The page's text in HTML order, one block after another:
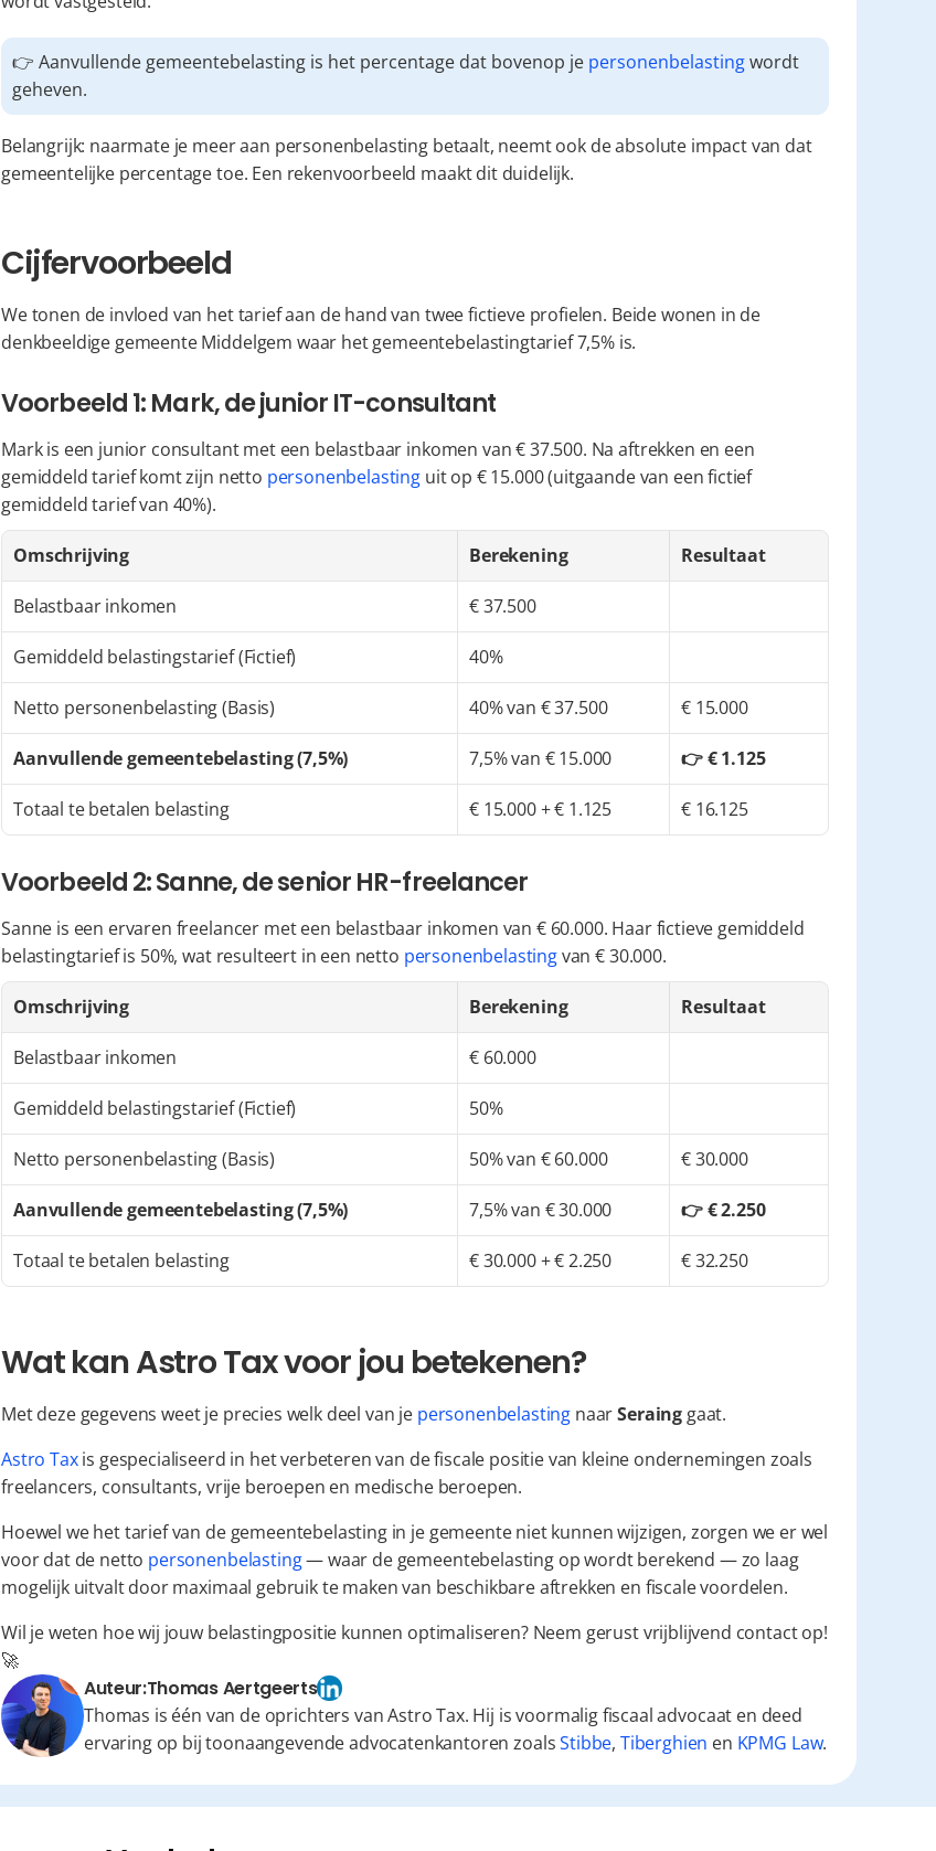
👉 Aanvullende gemeentebelasting is het percentage dat bovenop je personenbelasting wordt
geheven.
Belangrijk: naarmate je meer aan personenbelasting betaalt, neemt ook de absolute impact van dat
gemeentelijke percentage toe. Een rekenvoorbeeld maakt dit duidelijk.
Cijfervoorbeeld
We tonen de invloed van het tarief aan de hand van twee fictieve profielen. Beide wonen in de
denkbeeldige gemeente Middelgem waar het gemeentebelastingtarief 7,5% is.
Voorbeeld 1: Mark, de junior IT-consultant
Mark is een junior consultant met een belastbaar inkomen van € 37.500. Na aftrekken en een
gemiddeld tarief komt zijn netto personenbelasting uit op € 15.000 (uitgaande van een fictief
gemiddeld tarief van 40%).
Omschrijving Berekening Resultaat
Belastbaar inkomen € 37.500
Gemiddeld belastingstarief (Fictief) 40%
Netto personenbelasting (Basis) 40% van € 37.500 € 15.000
Aanvullende gemeentebelasting (7,5%) 7,5% van € 15.000 👉 € 1.125
Totaal te betalen belasting € 15.000 + € 1.125 € 16.125
Voorbeeld 2: Sanne, de senior HR-freelancer
Sanne is een ervaren freelancer met een belastbaar inkomen van € 60.000. Haar fictieve gemiddeld
belastingtarief is 50%, wat resulteert in een netto personenbelasting van € 30.000.
Omschrijving Berekening Resultaat
Belastbaar inkomen € 60.000
Gemiddeld belastingstarief (Fictief) 50%
Netto personenbelasting (Basis) 50% van € 60.000 € 30.000
Aanvullende gemeentebelasting (7,5%) 7,5% van € 30.000 👉 € 2.250
Totaal te betalen belasting € 30.000 + € 2.250 € 32.250
Wat kan Astro Tax voor jou betekenen?
Met deze gegevens weet je precies welk deel van je personenbelasting naar Seraing gaat.
Astro Tax is gespecialiseerd in het verbeteren van de fiscale positie van kleine ondernemingen zoals
freelancers, consultants, vrije beroepen en medische beroepen.
Hoewel we het tarief van de gemeentebelasting in je gemeente niet kunnen wijzigen, zorgen we er wel
voor dat de netto personenbelasting — waar de gemeentebelasting op wordt berekend — zo laag
mogelijk uitvalt door maximaal gebruik te maken van beschikbare aftrekken en fiscale voordelen.
Wil je weten hoe wij jouw belastingpositie kunnen optimaliseren? Neem gerust vrijblijvend contact op!
🚀
Auteur:Thomas Aertgeerts
Thomas is één van de oprichters van Astro Tax. Hij is voormalig fiscaal advocaat en deed
ervaring op bij toonaangevende advocatenkantoren zoalsStibbe, Tiberghien en KPMG Law.